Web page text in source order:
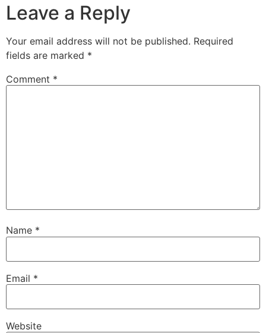
Leave a Reply
Your email address will not be published. Required
fields are marked *
Comment *
Name *
Email *
Website